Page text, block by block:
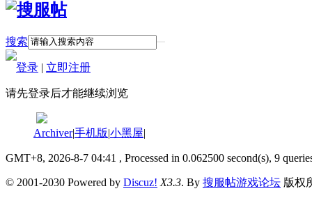
搜索
登录 | 立即注册
请先登录后才能继续浏览
Archiver|手机版|小黑屋|
GMT+8, 2026-8-7 04:41 , Processed in 0.062500 second(s), 9
© 2001-2030 Powered by Discuz! X3.3. By 搜服帖游戏论坛 版权